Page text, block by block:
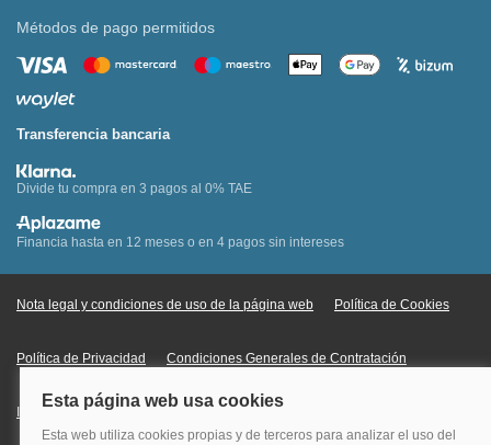
Métodos de pago permitidos
Transferencia bancaria
Divide tu compra en 3 pagos al 0% TAE
Financia hasta en 12 meses o en 4 pagos sin intereses
Nota legal y condiciones de uso de la página web Política de Cookies
Política de Privacidad Condiciones Generales de Contratación
Información Legal sobre Mercados en Línea